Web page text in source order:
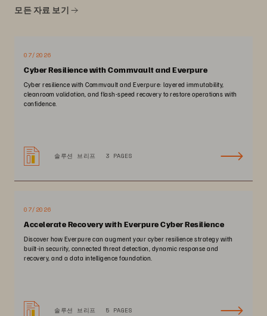
모든 자료 보기
07/2026
Cyber Resilience with Commvault and Everpure
Cyber resilience with Commvault and Everpure: layered immutability,
cleanroom validation, and flash-speed recovery to restore operations with
confidence.
솔루션 브리프 3 PAGES
07/2026
Accelerate Recovery with Everpure Cyber Resilience
Discover how Everpure can augment your cyber resilience strategy with
built-in security, connected threat detection, dynamic response and
recovery, and a data intelligence foundation.
솔루션 브리프 5 PAGES